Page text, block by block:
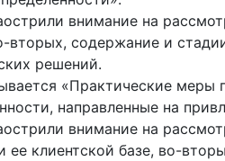
внимание на
вторых, содержание и
решений.
«Практические меры
направленные на
внимание на
ее клиентской базе, во-